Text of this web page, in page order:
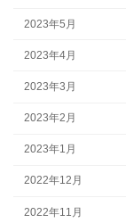
2023年5月
2023年4月
2023年3月
2023年2月
2023年1月
2022年12月
2022年11月